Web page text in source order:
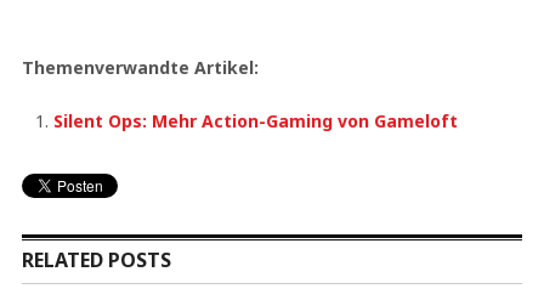
Themenverwandte Artikel:
Silent Ops: Mehr Action-Gaming von Gameloft
RELATED POSTS